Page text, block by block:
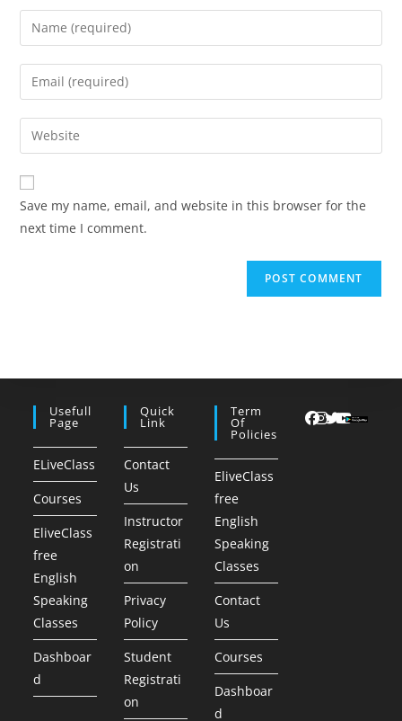
Enter
your
name
comment
Enter
your
email
address
comment
Enter
your
website
URL
(optional)
Save my name, email, and website in this browser for the
next time I comment.
Usefull
Page
ELiveClass
Courses
EliveClass
free
English
Speaking
Classes
Dashboar
d
Quick
Link
Contact
Us
Instructor
Registrati
on
Privacy
Policy
Student
Registrati
on
Term
Of
Policies
EliveClass
free
English
Speaking
Classes
Contact
Us
Courses
Dashboar
d